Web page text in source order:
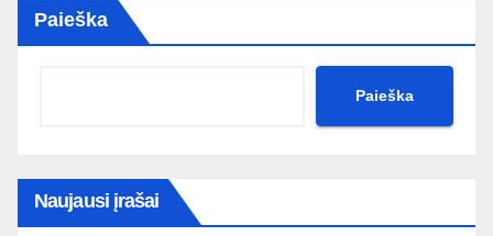
Paieška
Paieška
Naujausi įrašai